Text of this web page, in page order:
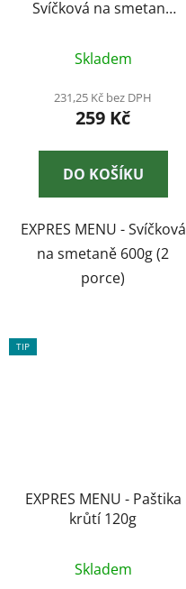
Svíčková na smetaně
Skladem
231,25 Kč bez DPH
259 Kč
DO KOŠÍKU
EXPRES MENU - Svíčková
na smetaně 600g (2
porce)
TIP
EXPRES MENU - Paštika
krůtí 120g
Skladem